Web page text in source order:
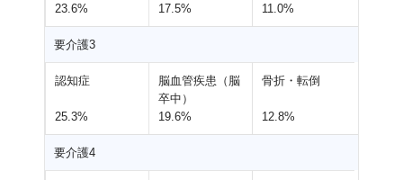
23.6%
17.5%
11.0%
要介護3
認知症
25.3%
脳血管疾患（脳
卒中）
19.6%
骨折・転倒
12.8%
要介護4